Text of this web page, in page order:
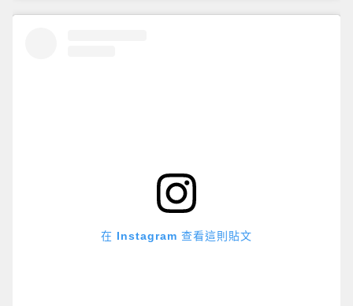
在 Instagram 查看這則貼文